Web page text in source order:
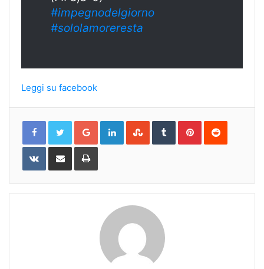
#impegnodelgiorno
#sololamoreresta
Leggi su facebook
Google+LinkedInStumbleUpon
TumblrPinterestReddit
VKontakteShare
Email
Print